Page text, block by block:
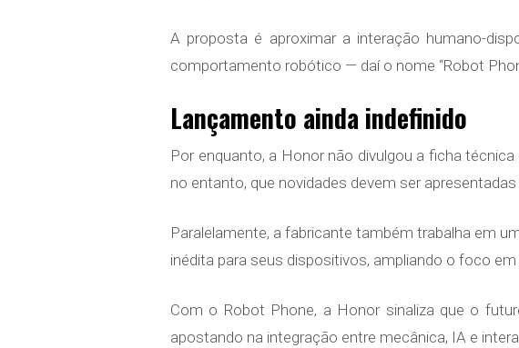
A proposta é aproximar a interação humano-
comportamento robótico — daí o nome “Robot
Lançamento ainda indefinido
Por enquanto, a Honor não divulgou a ficha
no entanto, que novidades devem ser
Paralelamente, a fabricante também trabalha em
inédita para seus dispositivos, ampliando o foco
Com o Robot Phone, a Honor sinaliza que o
apostando na integração entre mecânica, IA e